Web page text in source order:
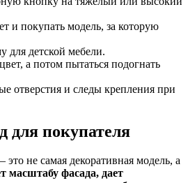
и покупать модель, за которую
для детской мебели.
а потом пытаться подогнать
отверстия и следы крепления при
для покупателя
не самая декоративная модель, а
масштабу фасада, дает